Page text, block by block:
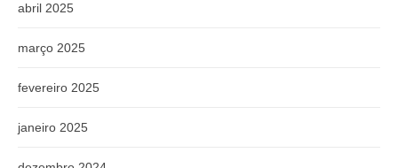
abril 2025
março 2025
fevereiro 2025
janeiro 2025